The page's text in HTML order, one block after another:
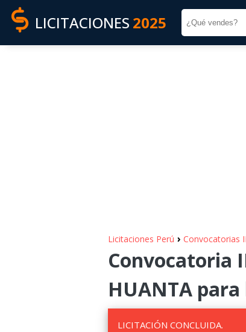
LICITACIONES 2025
Licitaciones Perú › Convocatorias
Convocatoria
HUANTA
LICITACIÓN CONCLUIDA.